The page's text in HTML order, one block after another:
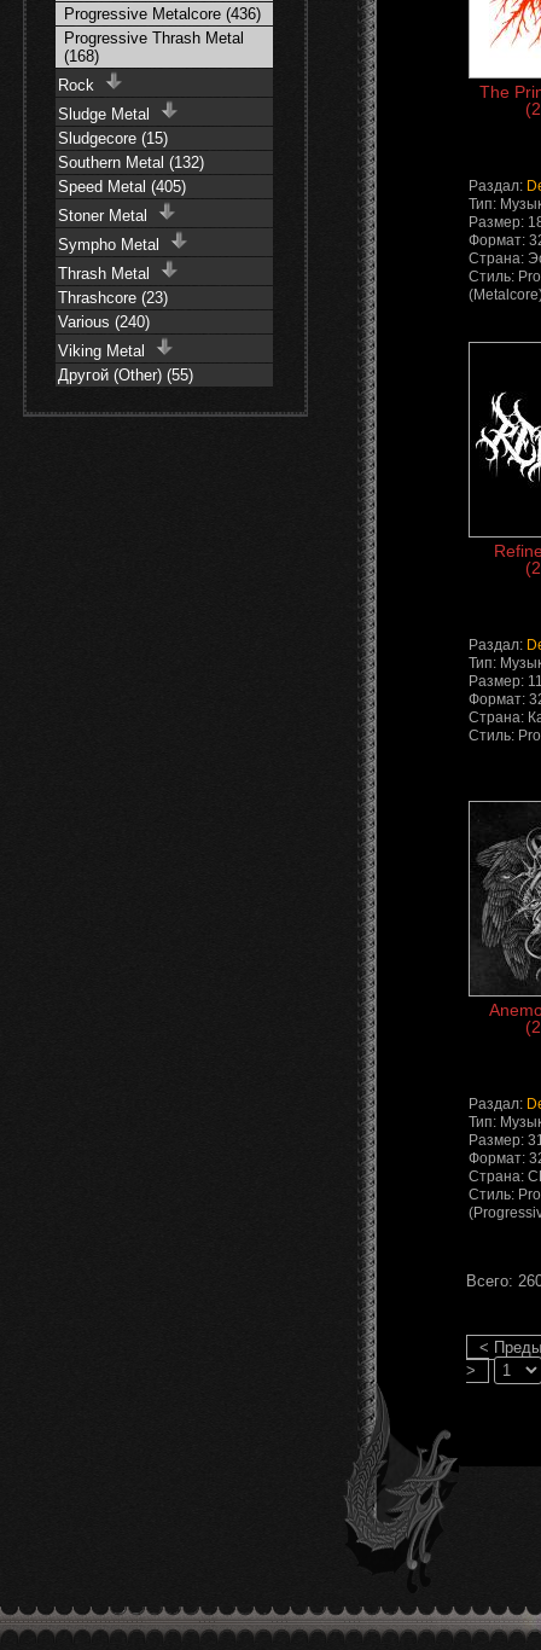
Progressive Metalcore (436)
Progressive Thrash Metal
(168)
Rock
Sludge Metal
Sludgecore (15)
Southern Metal (132)
Speed Metal (405)
Stoner Metal
Sympho Metal
Thrash Metal
Thrashcore (23)
Various (240)
Viking Metal
Другой (Other) (55)
The
Раздал:
Тип:
Размер:
Формат:
Страна:
Стиль:
Раздал:
Тип:
Размер:
Формат:
Страна:
Стиль:
Раздал:
Тип:
Размер:
Формат:
Страна:
Стиль:
Всего:
<
>